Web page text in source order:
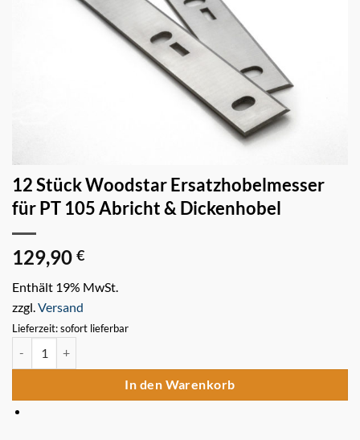
12 Stück Woodstar Ersatzhobelmesser
für PT 105 Abricht & Dickenhobel
129,90 €
Enthält 19% MwSt.
zzgl. Versand
Lieferzeit: sofort lieferbar
12 Stück Woodstar Ersatzhobelmesser für PT 105 Abricht &
In den Warenkorb